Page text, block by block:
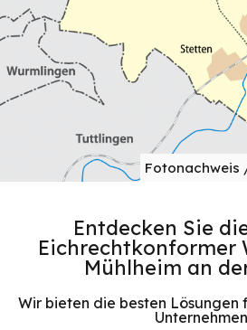
Fotonachweis
Entdecken Sie
Eichrechtkonformer
Mühlheim an
Wir bieten die besten Lösungen